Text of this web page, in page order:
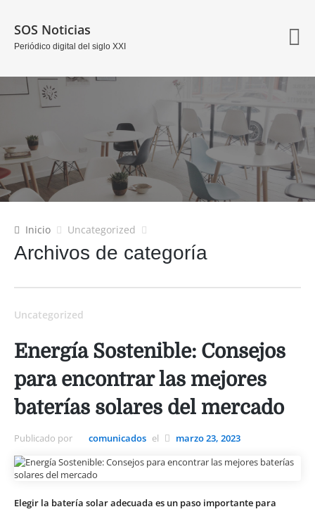
SOS Noticias
Periódico digital del siglo XXI
Inicio Uncategorized
Archivos de categoría
Uncategorized
Energía Sostenible: Consejos
para encontrar las mejores
baterías solares del mercado
Publicado por comunicados el marzo 23, 2023
Elegir la batería solar adecuada es un paso importante para